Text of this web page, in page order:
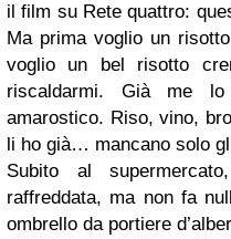
il film su Rete quattro:
Ma prima voglio un
voglio un bel risotto
riscaldarmi. Già me
amarostico. Riso, vino,
li ho già… mancano solo
Subito al
raffreddata, ma non fa
ombrello da portiere